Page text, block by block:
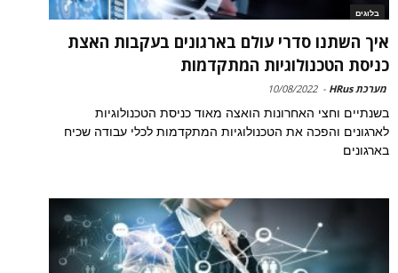
בלוגים
איך השתנו סדרי עולם בארגונים בעקבות האצת
כניסת הטכנולוגיות המתקדמות
מערכת HRus -
10/08/2022
בשנתיים וחצי האחרונות הואצה מאוד כניסת הטכנולוגיות
לארגונים והפכה את הטכנולוגיות המתקדמות לכלי עבודה שכיח
בארגונים